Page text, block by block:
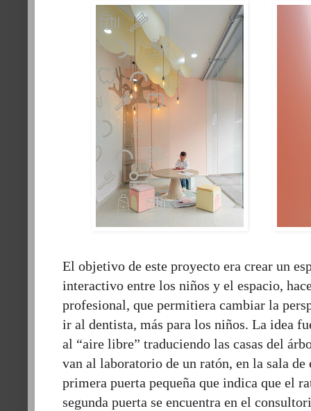
El objetivo de este proyecto era crear un
interactivo entre los niños y el espacio,
profesional, que permitiera cambiar la
ir al dentista, más para los niños. La idea
al “aire libre” traduciendo las casas del
van al laboratorio de un ratón, en la sala de
primera puerta pequeña que indica que el
segunda puerta se encuentra en el